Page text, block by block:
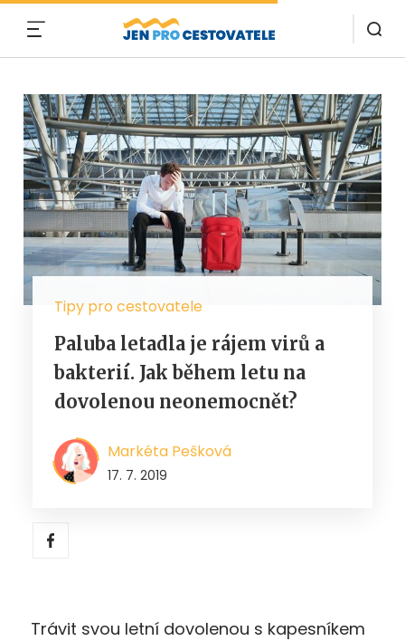
Tipy pro cestovatele
Paluba letadla je rájem virů a
bakterií. Jak během letu na
dovolenou neonemocnět?
Markéta Pešková
17. 7. 2019
Trávit svou letní dovolenou s kapesníkem